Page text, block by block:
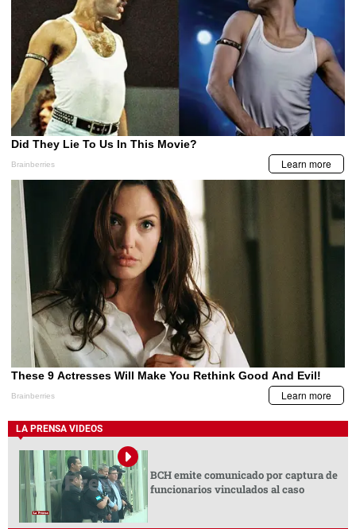
LA PRENSA VIDEOS
BCH emite comunicado por captura de
funcionarios vinculados al caso